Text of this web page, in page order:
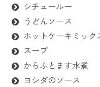
シチュールー
うどんソー
ホットケーキミッ
スープ 1
からふとます水
ヨシダのソー